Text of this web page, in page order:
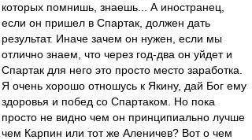
которых помнишь, знаешь... А иностранец,
если он пришел в Спартак, должен дать
результат. Иначе зачем он нужен, если мы
отлично знаем, что через год-два он уйдет и
Спартак для него это просто место заработка.
Я очень хорошо отношусь к Якину, дай Бог ему
здоровья и побед со Спартаком. Но пока
просто не видно чем он принципиально лучше
чем Карпин или тот же Аленичев? Вот о чем